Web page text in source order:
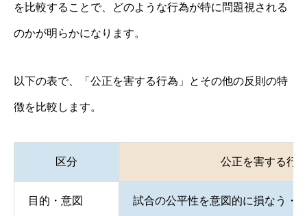
を比較することで、どのような行為が特に問題視される
のかが明らかになります。
以下の表で、「公正を害する行為」とその他の反則の特
徴を比較します。
区分 公正を害する行
目的・意図 試合の公平性を意図的に損なう・